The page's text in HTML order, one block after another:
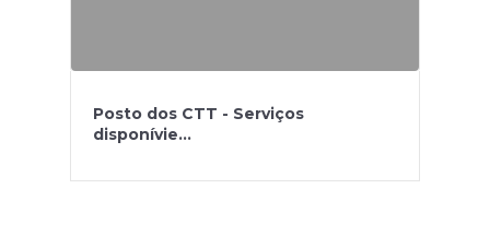
Posto dos CTT - Serviços
disponívie...